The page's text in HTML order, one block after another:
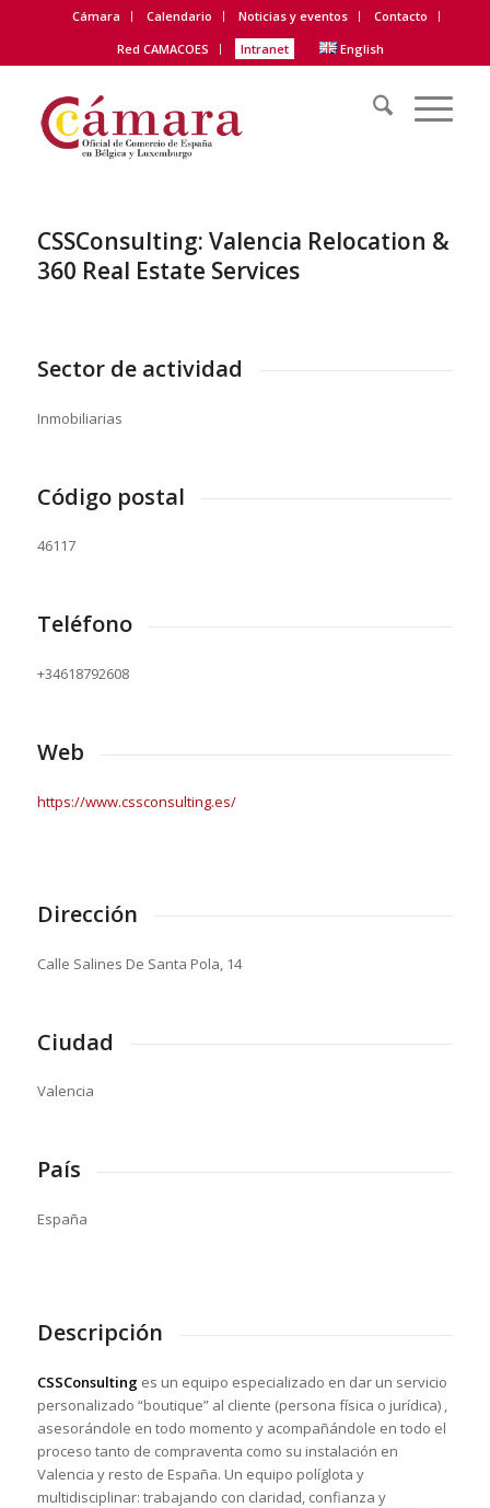
Cámara Calendario Noticias y eventos
Contacto
Red CAMACOES
Intranet English
CSSConsulting: Valencia Relocation &
360 Real Estate Services
Sector de actividad
Inmobiliarias
Código postal
46117
Teléfono
+34618792608
Web
https://www.cssconsulting.es/
Dirección
Calle Salines De Santa Pola, 14
Ciudad
Valencia
País
España
Descripción
CSSConsultinges un equipo especializado en dar un servicio
personalizado “boutique” al cliente (persona física o jurídica) ,
asesorándole en todo momento y acompañándole en todo el
proceso tanto de compraventa como su instalación en
Valencia y resto de España. Un equipo políglota y
multidisciplinar: trabajando con claridad, confianza y